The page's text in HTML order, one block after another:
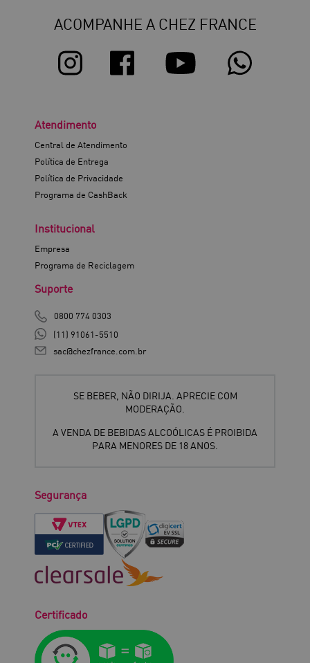
ACOMPANHE A CHEZ FRANCE
Atendimento
Central de Atendimento
Política de Entrega
Política de Privacidade
Programa de CashBack
Institucional
Empresa
Programa de Reciclagem
Suporte
0800 774 0303
(11) 91061-5510
sac@chezfrance.com.br
SE BEBER, NÃO DIRIJA. APRECIE COM
MODERAÇÃO.
A VENDA DE BEBIDAS ALCOÓLICAS É PROIBIDA
PARA MENORES DE 18 ANOS.
Segurança
Certificado